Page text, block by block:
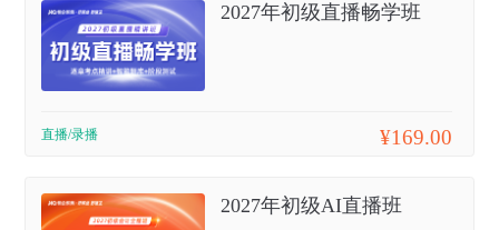
2027年初级直播畅学班
直播/录播 ¥169.00
2027年初级AI直播班